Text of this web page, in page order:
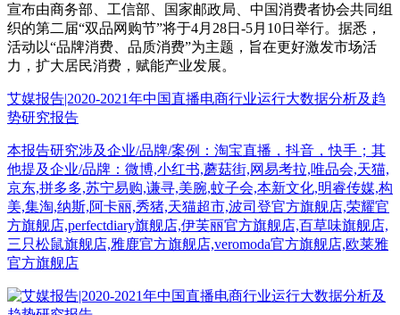
宣布由商务部、工信部、国家邮政局、中国消费者协会共同组
织的第二届“双品网购节”将于4月28日-5月10日举行。据悉，
活动以“品牌消费、品质消费”为主题，旨在更好激发市场活
力，扩大居民消费，赋能产业发展。
艾媒报告|2020-2021年中国直播电商行业运行大数据分析及趋
势研究报告
本报告研究涉及企业/品牌/案例：淘宝直播，抖音，快手；其
他提及企业/品牌：微博,小红书,蘑菇街,网易考拉,唯品会,天猫,
京东,拼多多,苏宁易购,谦寻,美腕,蚊子会,本新文化,明睿传媒,构
美,集淘,纳斯,阿卡丽,秀猪,天猫超市,波司登官方旗舰店,荣耀官
方旗舰店,perfectdiary旗舰店,伊芙丽官方旗舰店,百草味旗舰店,
三只松鼠旗舰店,雅鹿官方旗舰店,veromoda官方旗舰店,欧莱雅
官方旗舰店